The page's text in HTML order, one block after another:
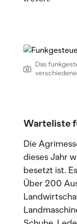
Das
Warteliste
Die
dieses Jahr
besetzt ist.
Über 200